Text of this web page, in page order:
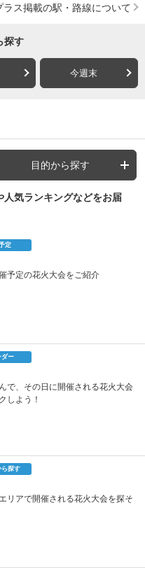
ラス掲載の駅・路線について
探す
今週末
目的から探す
人気ランキングなどをお届
定
予定の花火大会をご紹介
ダー
で、その日に開催される花火大会
しよう！
ら探す
リアで開催される花火大会を探そ